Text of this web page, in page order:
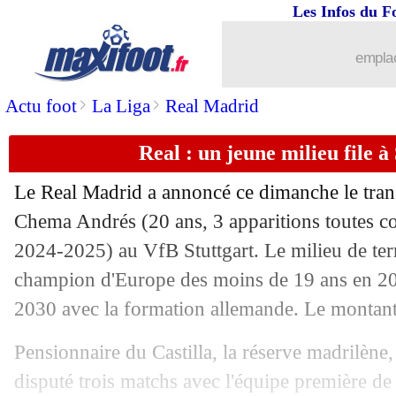
Actu foot> La Liga> Real Madrid
Les Infos du
Real : un jeune milieu file
Le Real Madrid a annoncé ce dimanche le
Chema Andrés (20 ans, 3 apparitions toutes
2024-2025) au VfB Stuttgart. Le milieu de
champion d'Europe des moins de 19 ans en
2030 avec la formation allemande. Le
Pensionnaire du Castilla, la réserve
disputé trois matchs avec l'équipe première
Man Utd : Al-Nassr fait une offre
27/07 TFC: S. Hidalgo arrive pour près de
Arsenal: Gyökeres justifie son choix
27/07 Real: seulement Tottenham pour
27/07 Newcastle: pas de tournée pour Isak
27/07 Monaco : Montpellier cible Liénard
27/07 Bayern: accord avec Liverpool pour
Le Havre : Ahmed Hassan quitte le